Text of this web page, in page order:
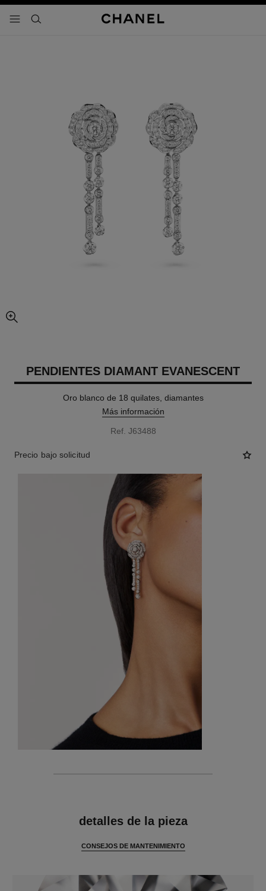
- navegación principal
buscar
imagen agrandada
PENDIENTES DIAMANT EVANESCENT
Oro blanco de 18 quilates, diamantes
Más información
Ref. J63488
Precio bajo solicitud
detalles de la pieza
CONSEJOS DE MANTENIMIENTO